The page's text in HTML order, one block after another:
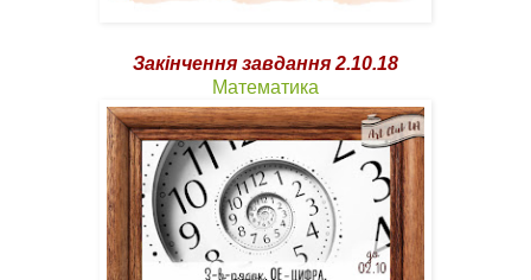
Закінчення завдання 2.10.18
Математика